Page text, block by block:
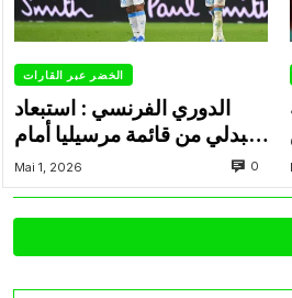
الخضر عبر القارات
الدوري الفرنسي : استبعاد
عبدلي من قائمة مرسيليا أمام
نانت
Mai 1, 2026 0